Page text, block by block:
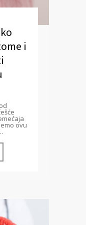
i
ovu